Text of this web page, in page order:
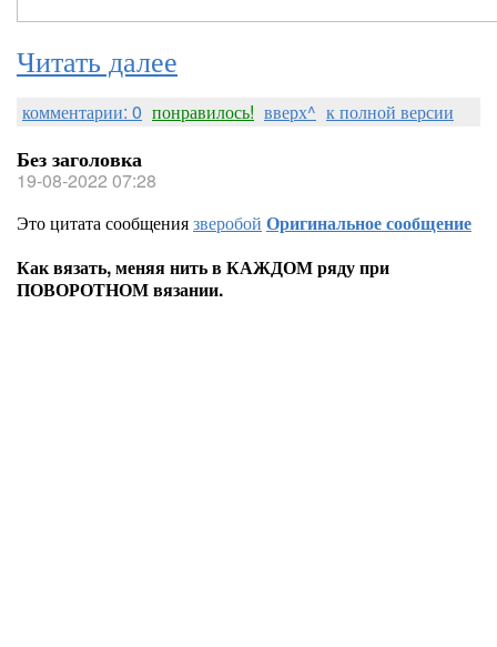
Читать далее
комментарии: 0 понравилось! вверх^ к полной версии
Без заголовка
19-08-2022 07:28
Это цитата сообщениязверобой Оригинальное сообщение
Как вязать, меняя нить в КАЖДОМ ряду при
ПОВОРОТНОМ вязании.